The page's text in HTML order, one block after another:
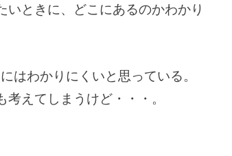
いときに、どこにあるのかわかり
はわかりにくいと思っている。
えてしまうけど・・・。